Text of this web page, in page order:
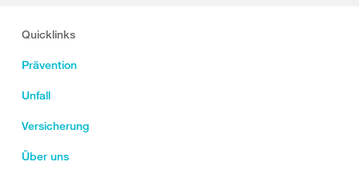
Quicklinks
Prävention
Unfall
Versicherung
Über uns